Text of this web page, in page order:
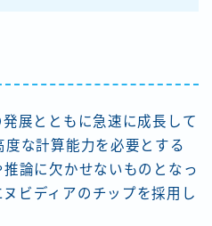
展とともに急速に成長して
度な計算能力を必要とする
論に欠かせないものとなっ
ビディアのチップを採用し